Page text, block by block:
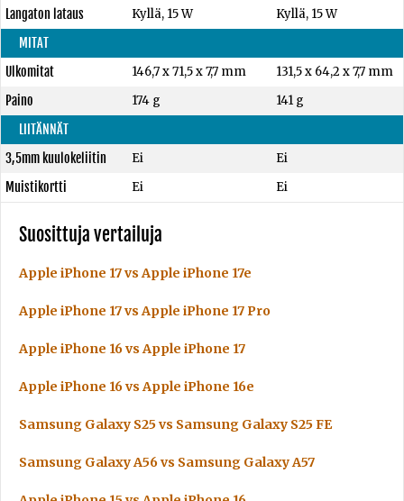
Langaton lataus
Kyllä, 15 W
Kyllä, 15 W
MITAT
Ulkomitat
146,7 x 71,5 x 7,7 mm
131,5 x 64,2 x 7,7 mm
Paino
174 g
141 g
LIITÄNNÄT
3,5mm kuulokeliitin
Ei
Ei
Muistikortti
Ei Ei
Suosittuja vertailuja
Apple iPhone 17 vs Apple iPhone 17e
Apple iPhone 17 vs Apple iPhone 17 Pro
Apple iPhone 16 vs Apple iPhone 17
Apple iPhone 16 vs Apple iPhone 16e
Samsung Galaxy S25 vs Samsung Galaxy S25 FE
Samsung Galaxy A56 vs Samsung Galaxy A57